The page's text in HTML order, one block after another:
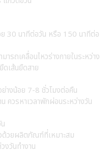
ย 30 นาทีต่อวัน หรือ 150 นาทีต่อ
ารถเคลื่อนไหวร่างกายในระหว่าง
ดเส้นยืดสาย
างน้อย 7-8 ชั่วโมงต่อคืน
ควรหาเวลาพักผ่อนระหว่างวัน
ด้วยผลิตภัณฑ์ที่เหมาะสม
งวันทำงาน